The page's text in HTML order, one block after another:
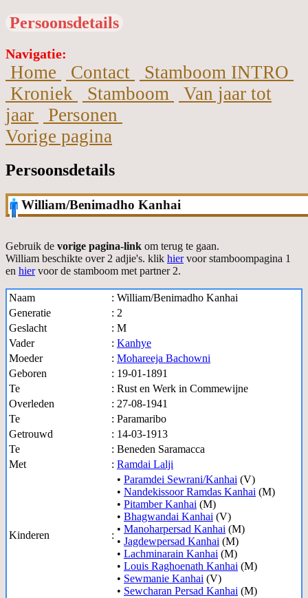
Persoonsdetails
Navigatie:
Home Contact
Stamboom INTRO
Kroniek
Stamboom
Van jaar tot
jaar
Personen
Vorige pagina
Persoonsdetails
William/Benimadho Kanhai
Gebruik de vorige pagina-link om terug te gaan.
William beschikte over 2 adjie's. klik hiervoor stamboompagina 1
en hiervoor de stamboom met partner 2.
Naam : William/Benimadho Kanhai
Generatie
: 2
Geslacht
: M
Vader
: Kanhye
Moeder
: Mohareeja Bachowni
Geboren
: 19-01-1891
Te
: Rust en Werk in Commewijne
Overleden
: 27-08-1941
Te
: Paramaribo
Getrouwd
: 14-03-1913
Te
: Beneden Saramacca
Met
: Ramdai Lalji
Kinderen :
• Paramdei Sewrani/Kanhai (V)
• Nandekissoor Ramdas Kanhai (M)
• Pitamber Kanhai (M)
• Bhagwandai Kanhai (V)
• Manoharpersad Kanhai (M)
• Jagdewpersad Kanhai (M)
• Lachminarain Kanhai (M)
• Louis Raghoenath Kanhai (M)
• Sewmanie Kanhai (V)
• Sewcharan Persad Kanhai (M)